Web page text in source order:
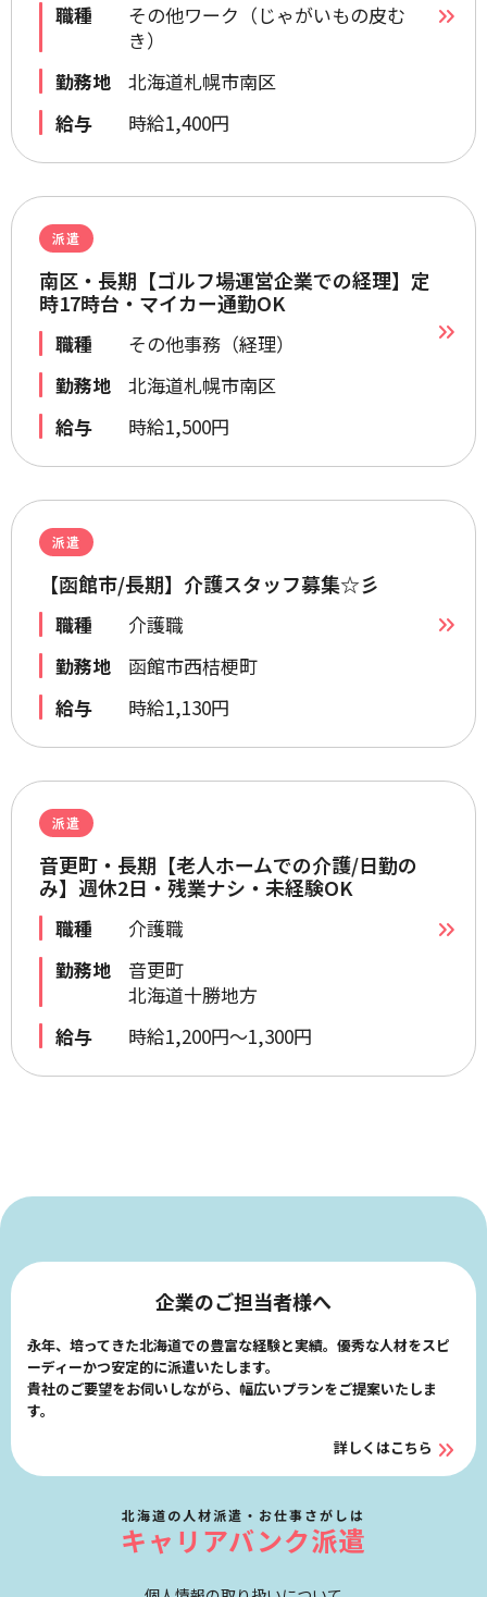
職種
その他ワーク（じゃがいもの皮む
き）
勤務地
北海道札幌市南区
給与
時給1,400円
派遣
南区・長期【ゴルフ場運営企業での経理】定
時17時台・マイカー通勤OK
職種
その他事務（経理）
勤務地
北海道札幌市南区
給与
時給1,500円
派遣
【函館市/長期】介護スタッフ募集☆彡
職種
介護職
勤務地
函館市西桔梗町
給与
時給1,130円
派遣
音更町・長期【老人ホームでの介護/日勤の
み】週休2日・残業ナシ・未経験OK
職種
介護職
勤務地
音更町
北海道十勝地方
給与
時給1,200円～1,300円
企業のご担当者様へ
永年、培ってきた北海道での豊富な経験と実績。優秀な人材をスピ
ーディーかつ安定的に派遣いたします。
貴社のご要望をお伺いしながら、幅広いプランをご提案いたしま
す。
詳しくはこちら
北海道の人材派遣・お仕事さがしは
キャリアバンク派遣